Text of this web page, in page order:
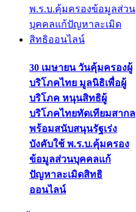
30 เมษายน วันคุ้มครองผู้
บริโภคไทย มูลนิธิเพื่อผู้
บริโภค หนุนสิทธิผู้
บริโภคไทยทัดเทียมสากล
พร้อมสนับสนุนรัฐเร่ง
บังคับใช้ พ.ร.บ.คุ้มครอง
ข้อมูลส่วนบุคคลแก้
ปัญหาละเมิดสิทธิ
ออนไลน์